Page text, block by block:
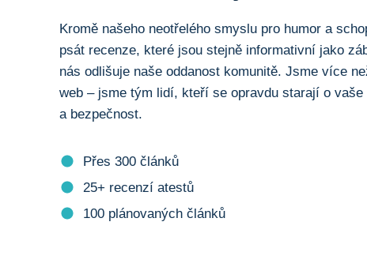
Kromě našeho neotřelého smyslu pro humor a
psát recenze, které jsou stejně informativní jako
nás odlišuje naše oddanost komunitě. Jsme více
web – jsme tým lidí, kteří se opravdu starají o
a bezpečnost.
Přes 300 článků
25+ recenzí atestů
100 plánovaných článků